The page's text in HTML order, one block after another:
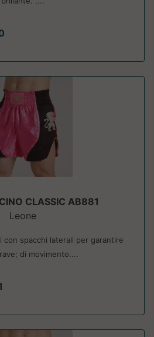
CLASSIC AB881
Leone
con spacchi laterali per garantire
di movimento....